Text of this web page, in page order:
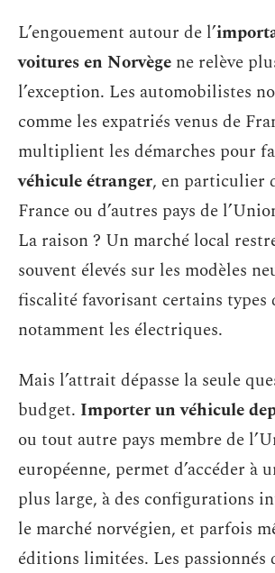
L’engouement autour de l’
voitures en Norvège ne relève
l’exception. Les automobilistes
comme les expatriés venus de
multiplient les démarches pour
véhicule étranger, en particulier
France ou d’autres pays de
La raison ? Un marché local
souvent élevés sur les modèles
fiscalité favorisant certains types
notamment les électriques.
Mais l’attrait dépasse la seule
budget. Importer un véhicule
ou tout autre pays membre de
européenne, permet d’accéder à
plus large, à des configurations
le marché norvégien, et parfois
éditions limitées. Les passionnés